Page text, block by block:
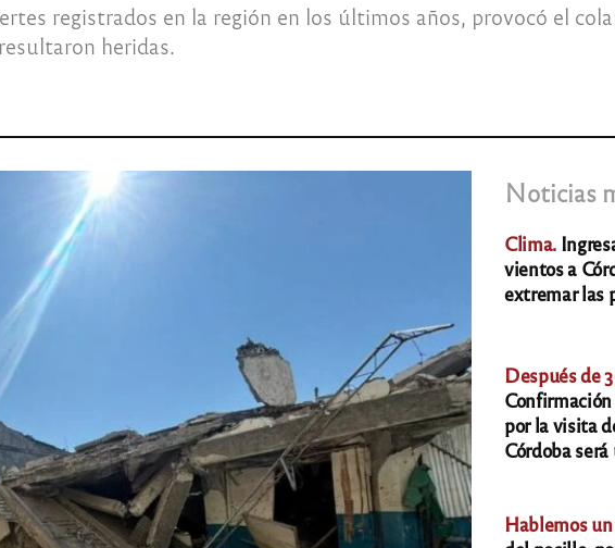
registrados en la región en los últimos años, provocó el
heridas.
Noticias
Clima.
vientos a
extremar las
Después de
por la visita
Córdoba
Hablemos